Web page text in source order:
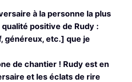
à la personne la plus
positive de Rudy :
généreux, etc.] que je
de chantier ! Rudy est en
et les éclats de rire